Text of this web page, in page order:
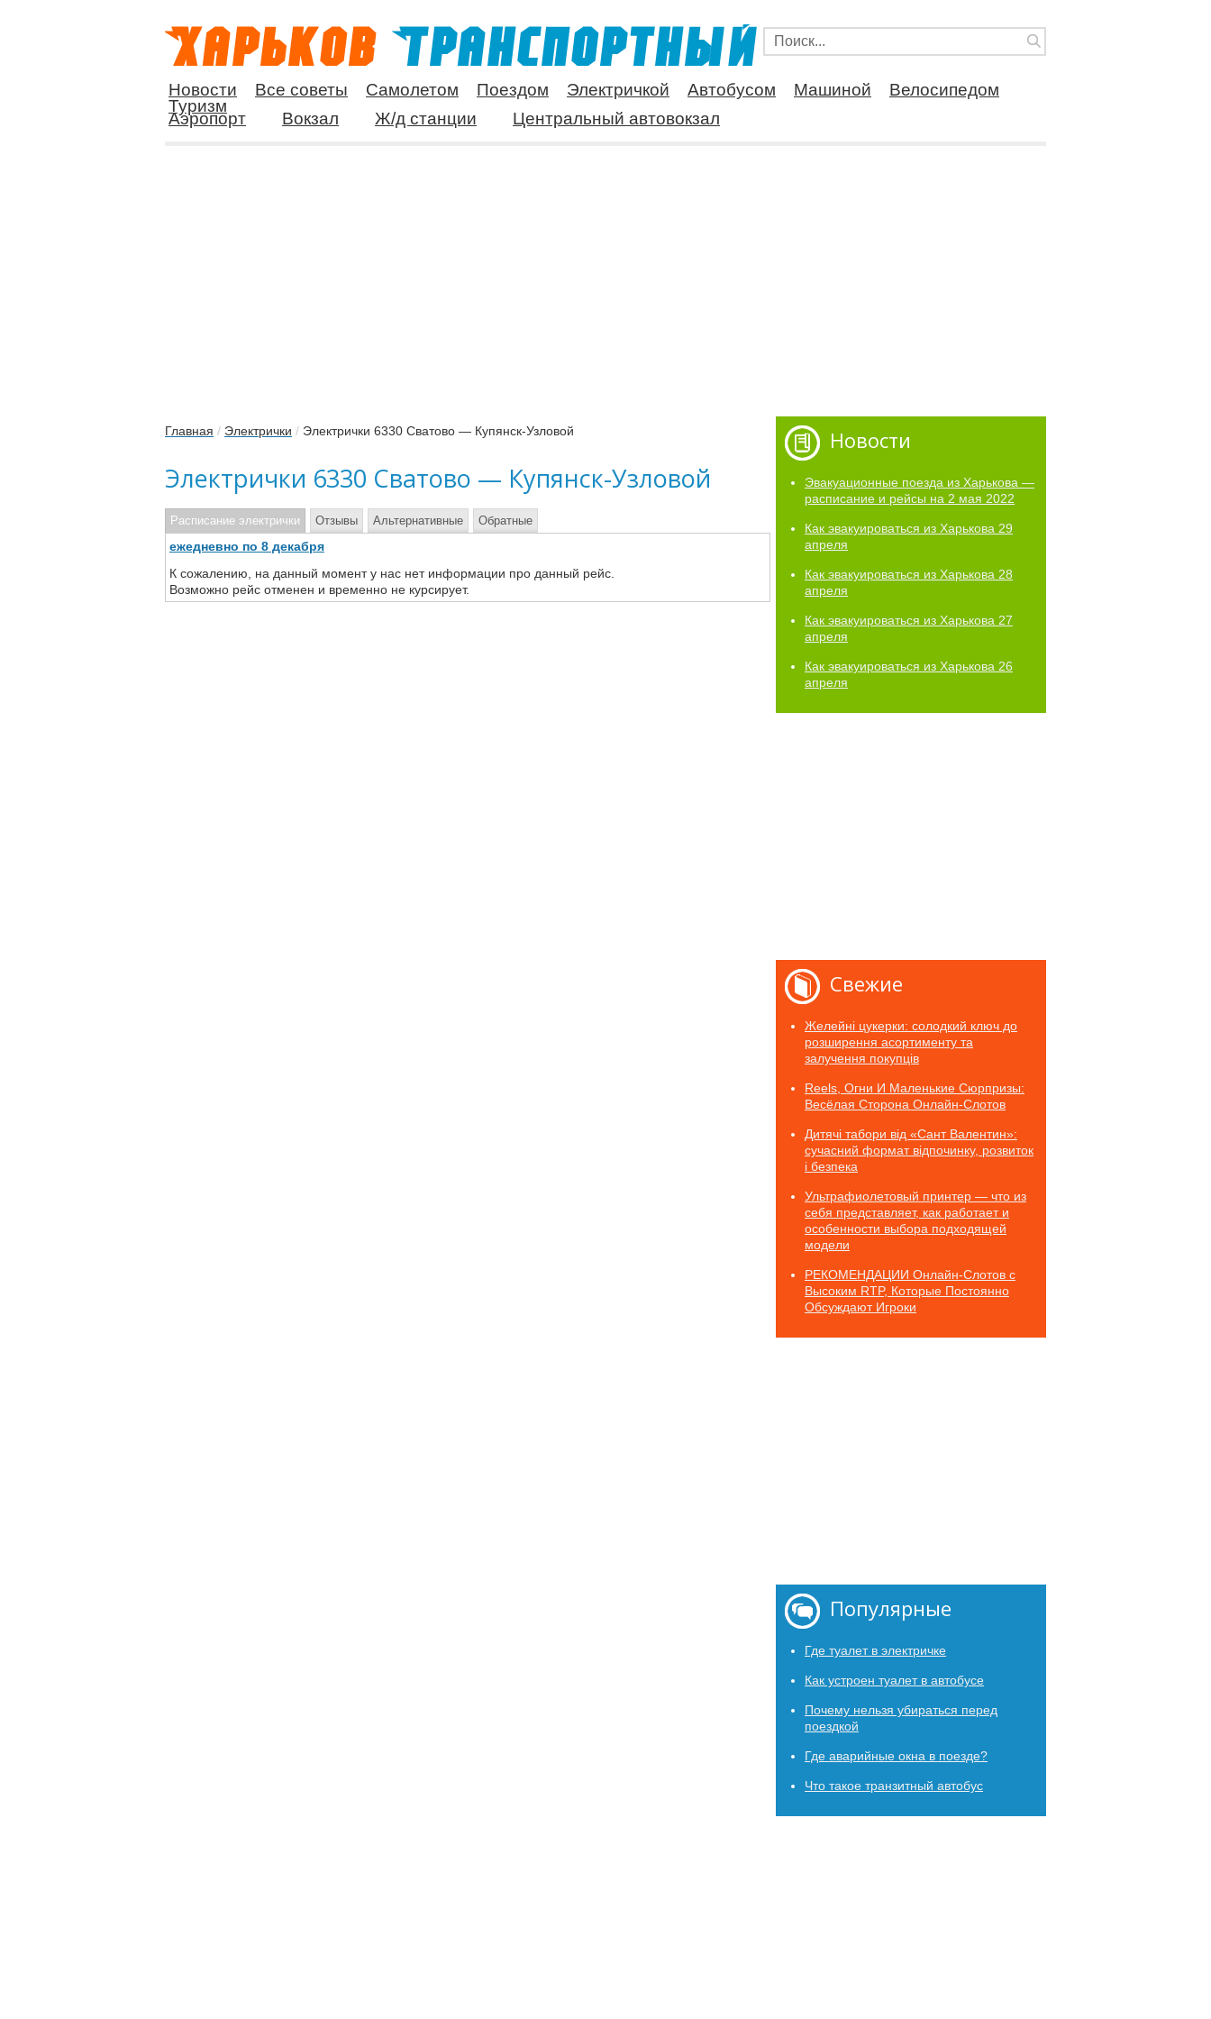
Новости Все советы Самолетом Поездом Электричкой Автобусом Машиной
Велосипедом
Туризм
Аэропорт Вокзал Ж/д станции Центральный автовокзал
Главная / Электрички / Электрички 6330 Сватово — Купянск-Узловой
Электрички 6330 Сватово — Купянск-Узловой
Расписание электрички
ежедневно по 8 декабря
К сожалению, на данный момент у нас нет информации про данный рейс.
Возможно рейс отменен и временно не курсирует.
Отзывы Альтернативные Обратные
Новости
Эвакуационные поезда из Харькова —
расписание и рейсы на 2 мая 2022
Как эвакуироваться из Харькова 29
апреля
Как эвакуироваться из Харькова 28
апреля
Как эвакуироваться из Харькова 27
апреля
Как эвакуироваться из Харькова 26
апреля
Свежие
Желейні цукерки: солодкий ключ до
розширення асортименту та
залучення покупців
Reels, Огни И Маленькие Сюрпризы:
Весёлая Сторона Онлайн-Слотов
Дитячі табори від «Сант Валентин»:
сучасний формат відпочинку, розвиток
і безпека
Ультрафиолетовый принтер — что из
себя представляет, как работает и
особенности выбора подходящей
модели
РЕКОМЕНДАЦИИ Онлайн-Слотов с
Высоким RTP, Которые Постоянно
Обсуждают Игроки
Популярные
Где туалет в электричке
Как устроен туалет в автобусе
Почему нельзя убираться перед
поездкой
Где аварийные окна в поезде?
Что такое транзитный автобус